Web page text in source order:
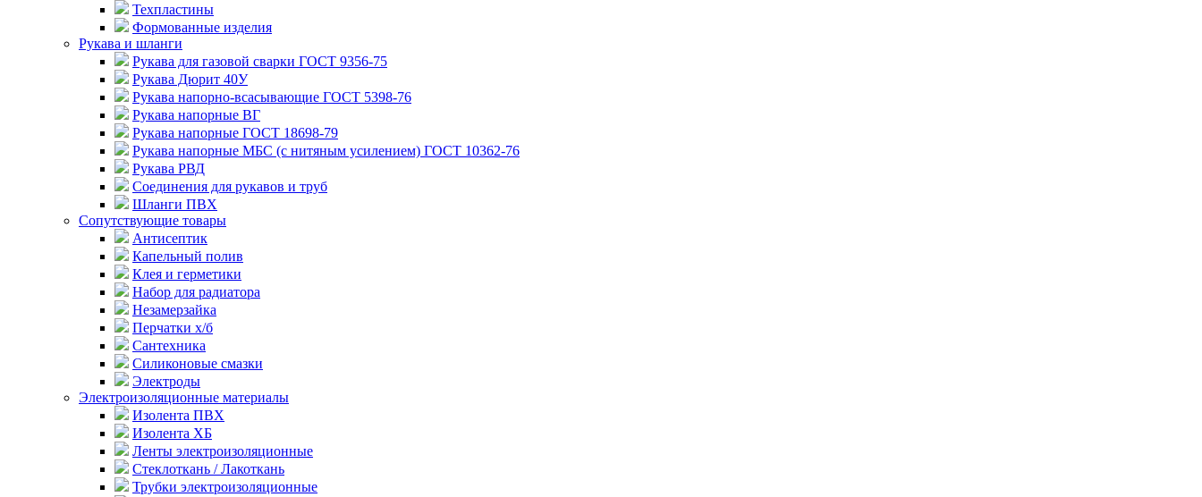
Техпластины
Формованные изделия
Рукава и шланги
Рукава для газовой сварки ГОСТ 9356-75
Рукава Дюрит 40У
Рукава напорно-всасывающие ГОСТ 5398-76
Рукава напорные ВГ
Рукава напорные ГОСТ 18698-79
Рукава напорные МБС (с нитяным усилением) ГОСТ 10362-76
Рукава РВД
Соединения для рукавов и труб
Шланги ПВХ
Сопутствующие товары
Антисептик
Капельный полив
Клея и герметики
Набор для радиатора
Незамерзайка
Перчатки х/б
Сантехника
Силиконовые смазки
Электроды
Электроизоляционные материалы
Изолента ПВХ
Изолента ХБ
Ленты электроизоляционные
Стеклоткань / Лакоткань
Трубки электроизоляционные